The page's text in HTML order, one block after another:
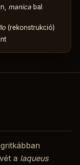
manicabal
(rekonstrukció)
a laqueus